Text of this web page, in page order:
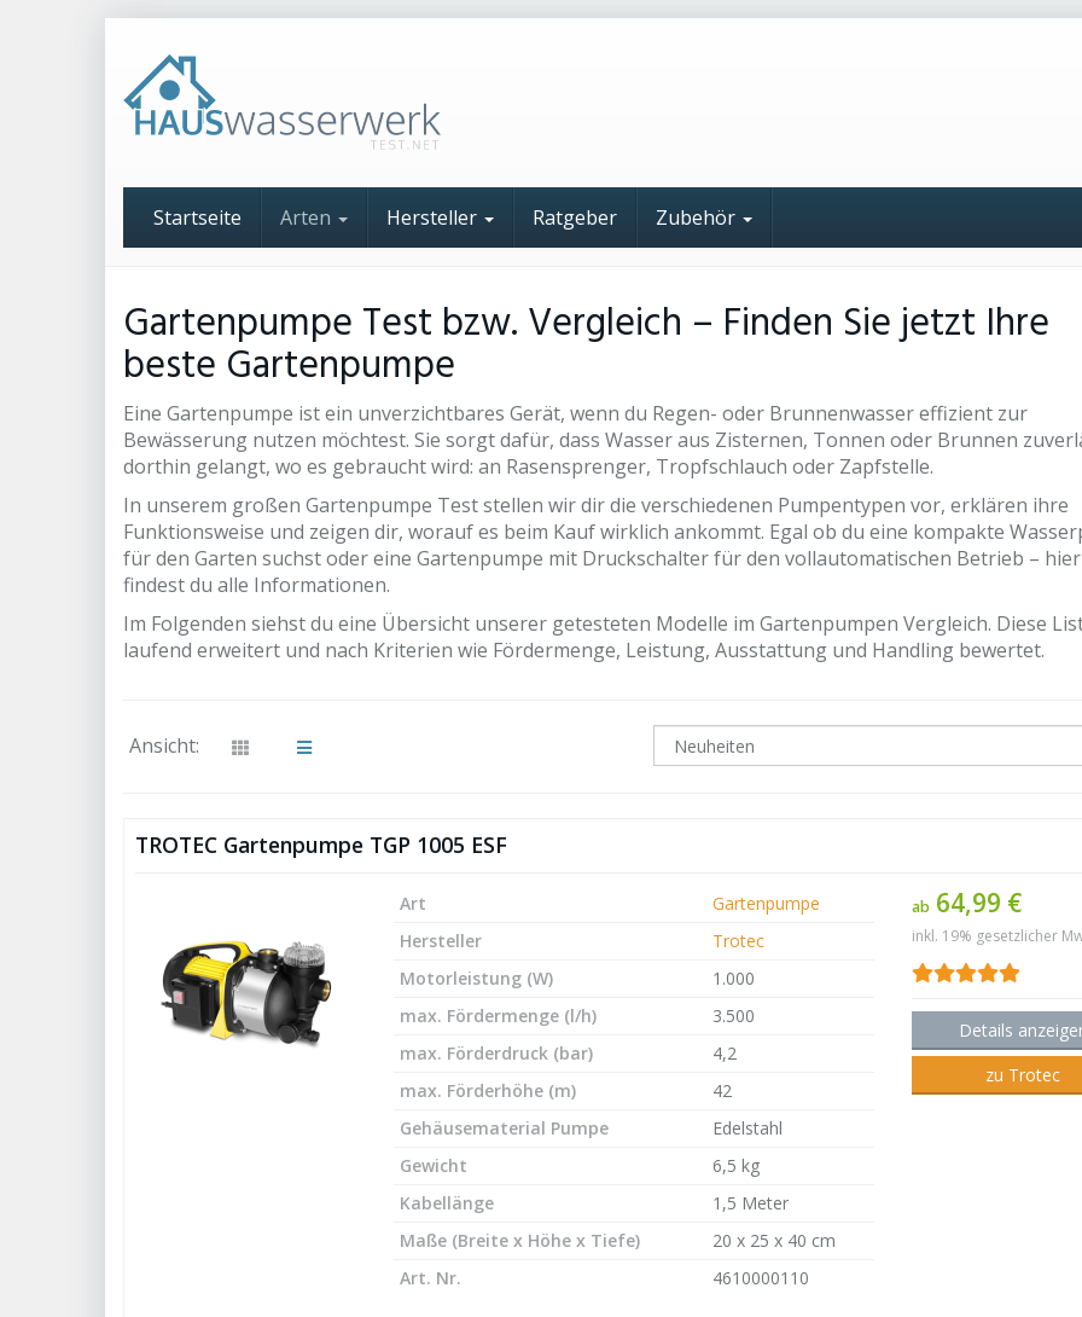
Startseite Arten Hersteller Ratgeber Zubehör
Gartenpumpe Test bzw. Vergleich – Finden Sie jetzt Ihre
beste Gartenpumpe
Eine Gartenpumpe ist ein unverzichtbares Gerät, wenn du Regen- oder Brunnenwasser effizient zur
Bewässerung nutzen möchtest. Sie sorgt dafür, dass Wasser aus Zisternen, Tonnen oder Brunnen
dorthin gelangt, wo es gebraucht wird: an Rasensprenger, Tropfschlauch oder Zapfstelle.
In unserem großen Gartenpumpe Test stellen wir dir die verschiedenen Pumpentypen vor, erklären ihre
Funktionsweise und zeigen dir, worauf es beim Kauf wirklich ankommt. Egal ob du eine kompakte
für den Garten suchst oder eine Gartenpumpe mit Druckschalter für den vollautomatischen Betrieb – hier
findest du alle Informationen.
Im Folgenden siehst du eine Übersicht unserer getesteten Modelle im Gartenpumpen Vergleich. Diese
laufend erweitert und nach Kriterien wie Fördermenge, Leistung, Ausstattung und Handling bewertet.
Ansicht:
TROTEC Gartenpumpe TGP 1005 ESF
ab 64,99 €
inkl. 19% gesetzlicher
Details
zu Trotec
Art
Gartenpumpe
Hersteller
Trotec
Motorleistung (W)
1.000
max. Fördermenge (l/h)
3.500
max. Förderdruck (bar)
4,2
max. Förderhöhe (m)
42
Gehäusematerial Pumpe
Edelstahl
Gewicht
6,5 kg
Kabellänge
1,5 Meter
Maße (Breite x Höhe x Tiefe)
20 x 25 x 40 cm
Art. Nr.
4610000110